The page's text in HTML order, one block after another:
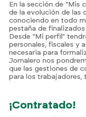
En la sección de “Mis
de la evolución de las
conociendo en todo
pestaña de
Desde “Mi perfil”
personales, fiscales y
necesaria para
Jornalero nos
que las gestiones de
para los trabajadores,
¡Contratado!